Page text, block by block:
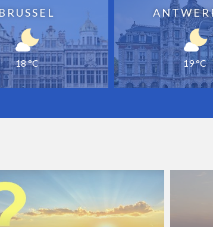
BRUSSEL
18 °C 19 °C